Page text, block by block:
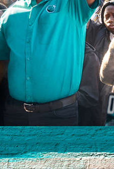
Play
Video